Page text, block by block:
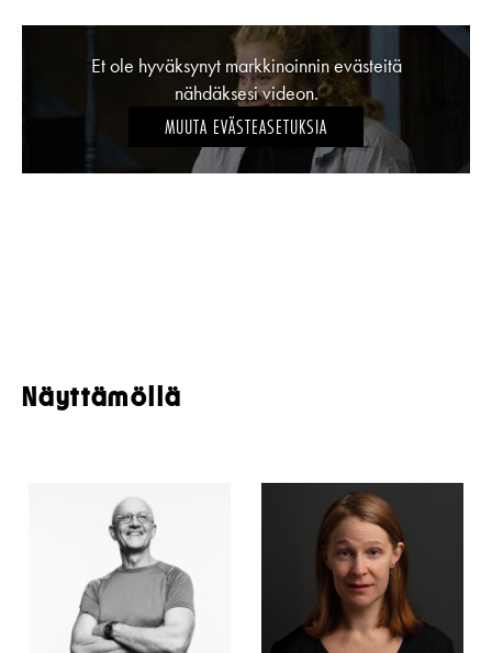
Et ole hyväksynyt markkinoinnin evästeitä
nähdäksesi videon.
MUUTA EVÄSTEASETUKSIA
Näyttämöllä